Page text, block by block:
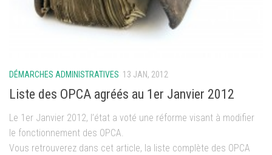
DÉMARCHES ADMINISTRATIVES 13 JAN, 2012
Liste des OPCA agréés au 1er Janvier 2012
Le 1er Janvier 2012, l’état a voté une réforme visant à modifier
le fonctionnement des OPCA.
Vous retrouverez dans cet article, la liste complète des OPCA